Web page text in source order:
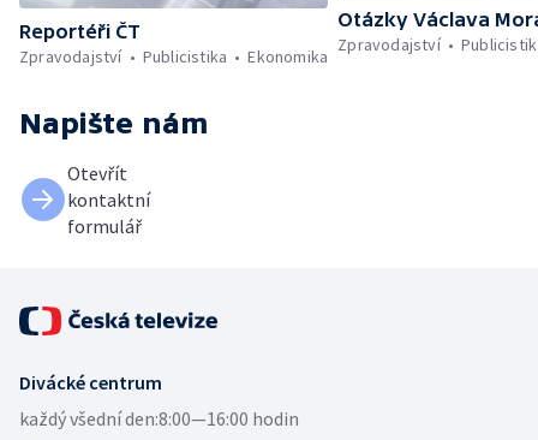
Reportéři ČT
Zpravodajství
Publicistika Ekonomika
Otázky Václava
Zpravodajství
Napište nám
Otevřít
kontaktní
formulář
Divácké centrum
každý všední den:8:00—16:00 hodin